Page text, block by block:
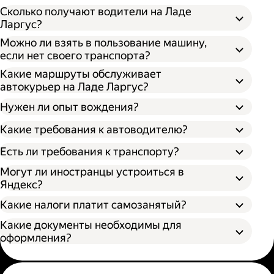
Сколько получают водители на Ладе
Ларгус?
Можно ли взять в пользование машину,
если нет своего транспорта?
Какие маршруты обслуживает
автокурьер на Ладе Ларгус?
Нужен ли опыт вождения?
Какие требования к автоводителю?
Есть ли требования к транспорту?
Могут ли иностранцы устроиться в
Яндекс?
Какие налоги платит самозанятый?
Какие документы необходимы для
оформления?